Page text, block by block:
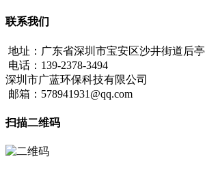
联系我们
地址：广东省深圳市宝安区沙井街道后
电话：139-2378-3494
深圳市广蓝环保科技有限公司
邮箱：578941931@qq.com
扫描二维码